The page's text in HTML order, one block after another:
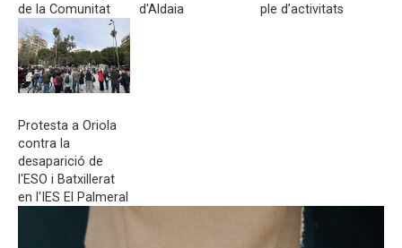
de la Comunitat
d'Aldaia
ple d’activitats
Protesta a Oriola
contra la
desaparició de
l'ESO i Batxillerat
en l'IES El Palmeral